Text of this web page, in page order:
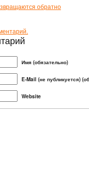
обратно
Имя (обязательно)
E-Mail (не публикуется)
Website